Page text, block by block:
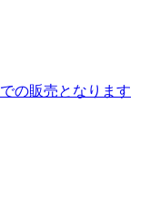
での販売となります